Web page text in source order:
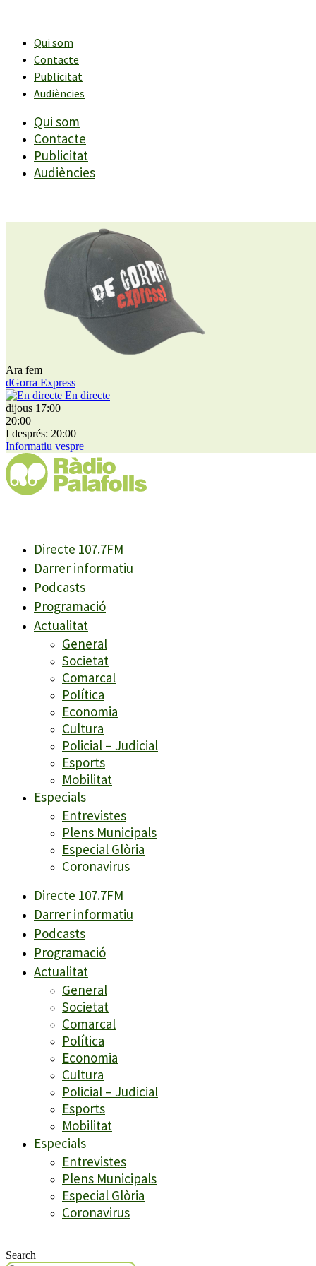
contingutQui som
Contacte
Publicitat
Audiències
Qui som
Contacte
Publicitat
Audiències
Ara fem
dGorra Express
En directe
dijous 17:00
20:00
I després: 20:00
Informatiu vespre
Directe 107.7FM
Darrer informatiu
Podcasts
Programació
Actualitat
General
Societat
Comarcal
Política
Economia
Cultura
Policial – Judicial
Esports
Mobilitat
Especials
Entrevistes
Plens Municipals
Especial Glòria
Coronavirus
Directe 107.7FM
Darrer informatiu
Podcasts
Programació
Actualitat
General
Societat
Comarcal
Política
Economia
Cultura
Policial – Judicial
Esports
Mobilitat
Especials
Entrevistes
Plens Municipals
Especial Glòria
Coronavirus
Search